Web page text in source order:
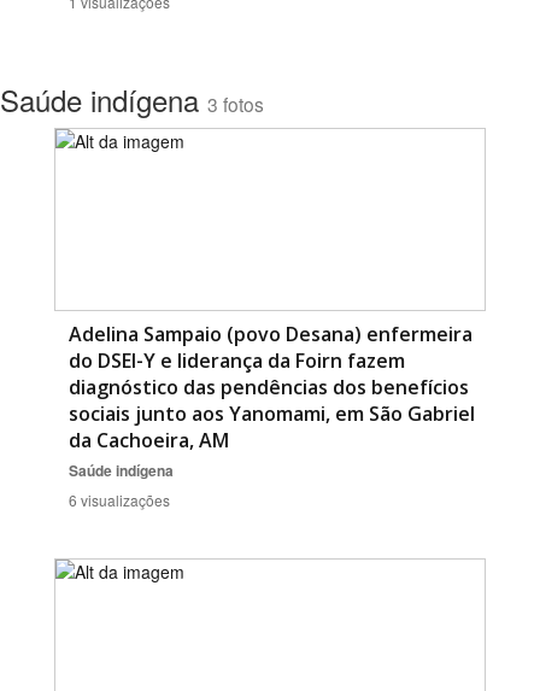
Saúde indígena 3 fotos
Adelina Sampaio (povo Desana) enfermeira
do DSEI-Y e liderança da Foirn fazem
diagnóstico das pendências dos benefícios
sociais junto aos Yanomami, em São Gabriel
da Cachoeira, AM
Saúde indígena
6 visualizações